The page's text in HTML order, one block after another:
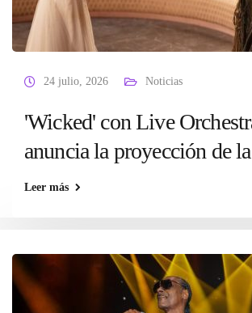
24 julio, 2026 Noticias
'Wicked' con Live
anuncia la proyección de
Leer más